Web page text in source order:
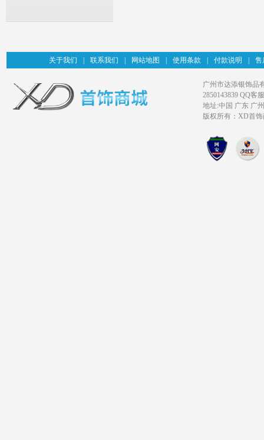
关于我们 联系我们 网站地图 使用条款 付款说明 售
广州市达添银饰品
2850143839 QQ客
地址:中国 广东 广
版权所有：XD首